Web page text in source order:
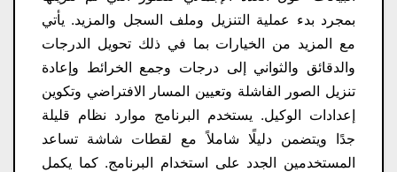
بمجرد بدء عملية التنزيل وملف السجل والمزيد. يأتي
مع المزيد من الخيارات بما في ذلك تحويل الدرجات
والدقائق والثواني إلى درجات وجمع الخرائط وإعادة
تنزيل الصور الفاشلة وتعيين المسار الافتراضي وتكوين
إعدادات الوكيل. يستخدم البرنامج موارد نظام قليلة
جدًا ويتضمن دليلًا شاملاً مع لقطات شاشة تساعد
المستخدمين الجدد على استخدام البرنامج. كما يكمل